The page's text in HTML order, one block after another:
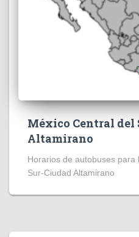
México Central del
Altamirano
Horarios de autobuses para
Sur-Ciudad Altamirano